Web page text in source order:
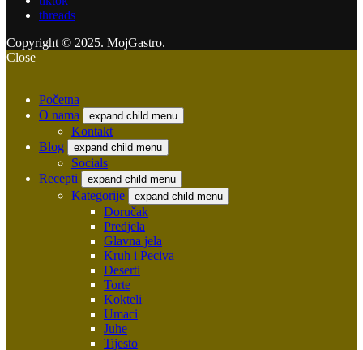
threads
Copyright © 2025. MojGastro.
Close
Početna
O nama
expand child menu
Kontakt
Blog
expand child menu
Socials
Recepti
expand child menu
Kategorije expand child menu
Doručak
Predjela
Glavna jela
Kruh i Peciva
Deserti
Torte
Kokteli
Umaci
Juhe
Tijesto